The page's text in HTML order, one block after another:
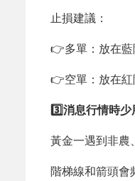
止損建議：
👉多單：放在藍
👉空單：放在紅
3️⃣消息行情時少
黃金一遇到非農
階梯線和箭頭會